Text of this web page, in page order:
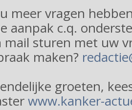
meer vragen
aanpak c.q.
mail sturen met uw
maken?
groeten,
www.kanker-